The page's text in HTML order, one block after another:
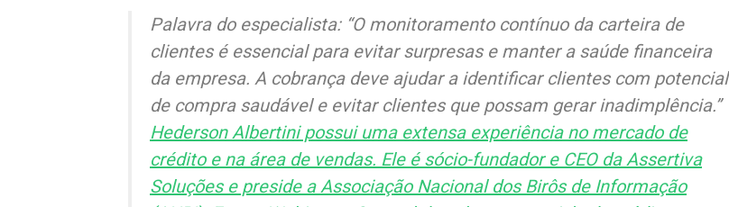
Palavra do especialista: “O monitoramento contínuo da carteira de
clientes é essencial para evitar surpresas e manter a saúde financeira
da empresa. A cobrança deve ajudar a identificar clientes com potencial
de compra saudável e evitar clientes que possam gerar inadimplência.”
Hederson Albertini possui uma extensa experiência no mercado de
crédito e na área de vendas. Ele é sócio-fundador e CEO da Assertiva
Soluções e preside a Associação Nacional dos Birôs de Informação